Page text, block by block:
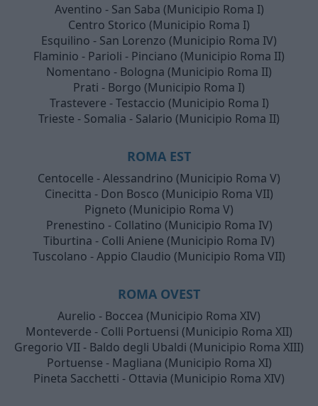
Aventino - San Saba (Municipio Roma I)
Centro Storico (Municipio Roma I)
Esquilino - San Lorenzo (Municipio Roma IV)
Flaminio - Parioli - Pinciano (Municipio Roma II)
Nomentano - Bologna (Municipio Roma II)
Prati - Borgo (Municipio Roma I)
Trastevere - Testaccio (Municipio Roma I)
Trieste - Somalia - Salario (Municipio Roma II)
ROMA EST
Centocelle - Alessandrino (Municipio Roma V)
Cinecitta - Don Bosco (Municipio Roma VII)
Pigneto (Municipio Roma V)
Prenestino - Collatino (Municipio Roma IV)
Tiburtina - Colli Aniene (Municipio Roma IV)
Tuscolano - Appio Claudio (Municipio Roma VII)
ROMA OVEST
Aurelio - Boccea (Municipio Roma XIV)
Monteverde - Colli Portuensi (Municipio Roma XII)
Gregorio VII - Baldo degli Ubaldi (Municipio Roma XIII)
Portuense - Magliana (Municipio Roma XI)
Pineta Sacchetti - Ottavia (Municipio Roma XIV)